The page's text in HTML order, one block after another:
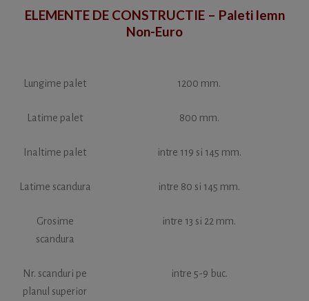
ELEMENTE DE CONSTRUCTIE – Paleti lemn
Non-Euro
Lungime palet 1200 mm.
Latime palet 800 mm.
Inaltime palet intre 119 si 145 mm.
Latime scandura intre 80 si 145 mm.
Grosime
scandura
intre 13 si 22 mm.
Nr. scanduri pe
planul superior
intre 5-9 buc.